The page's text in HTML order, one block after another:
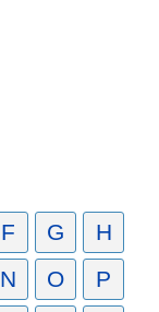
F G
H
N O
P